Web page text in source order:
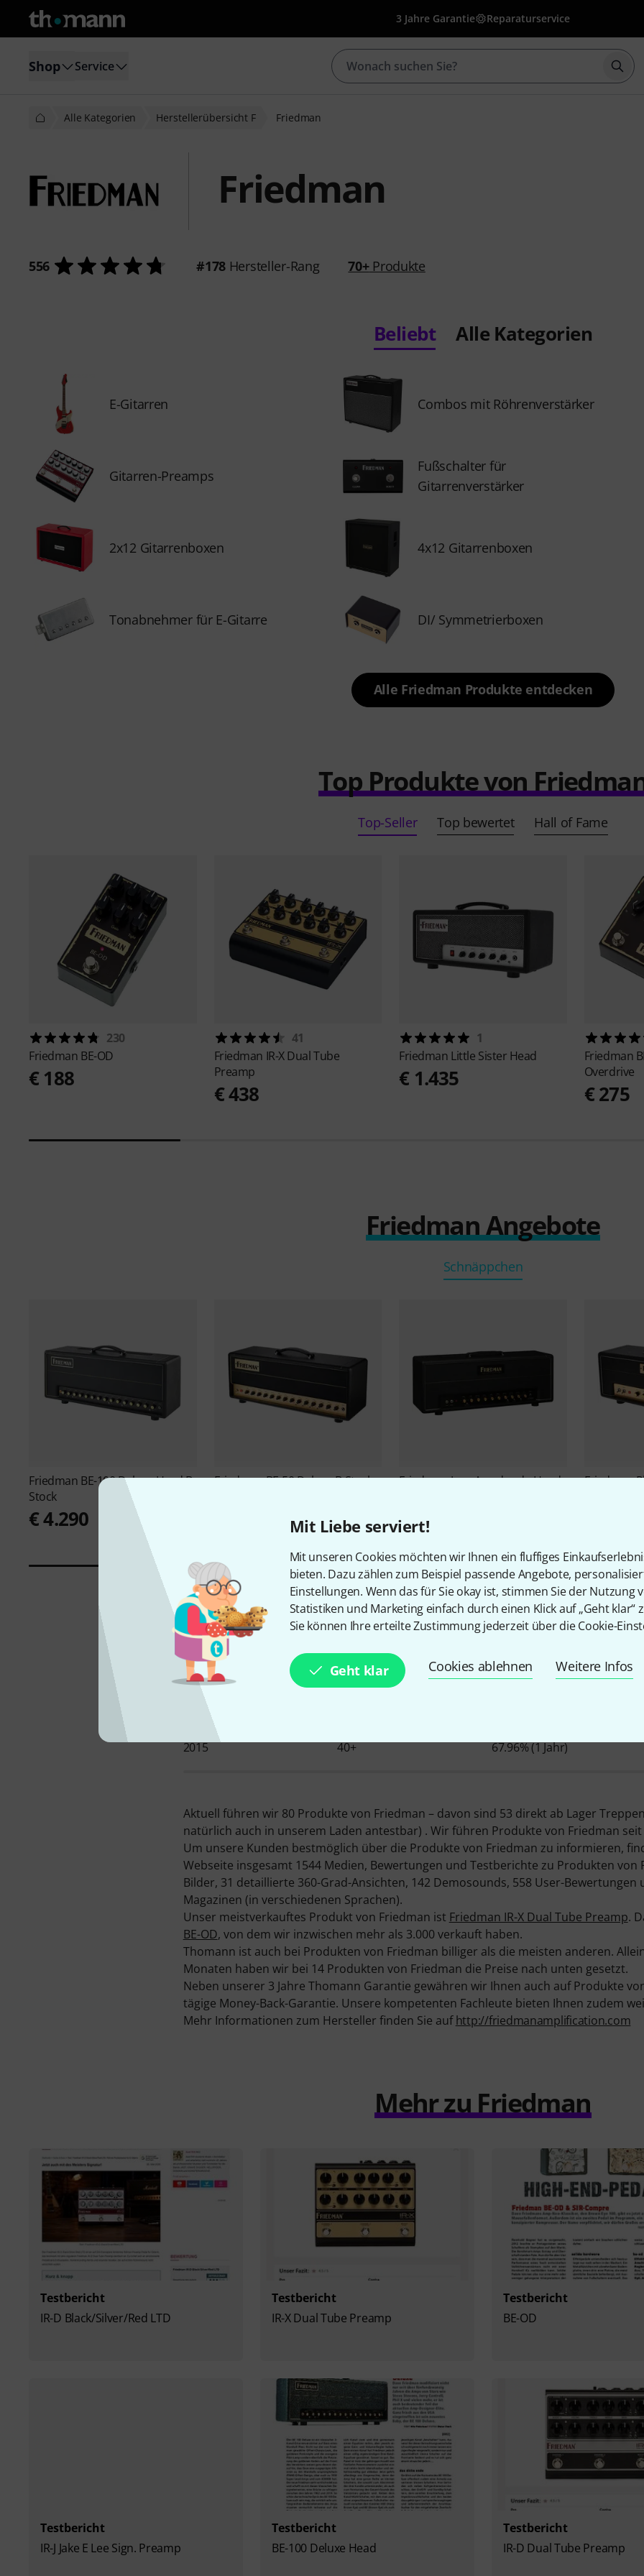
Mit Liebe serviert!
Mit unseren Cookies möchten wir Ihnen ein fluffiges
bieten. Dazu zählen zum Beispiel passende Angebote,
Einstellungen. Wenn das für Sie okay ist, stimmen Sie der Nutzung
Statistiken und Marketing einfach durch einen Klick auf „Geht klar“
Sie können Ihre erteilte Zustimmung jederzeit über die Cookie-
Geht klar Cookies ablehnen Weitere Infos
3 Jahre Garantie Reparaturservice
Shop Service
Alle Kategorien Herstellerübersicht F Friedman
Friedman
556 #178Hersteller-Rang 70+Produkte
Beliebt Alle Kategorien
E-Gitarren Combos mit Röhrenverstärker
Gitarren-Preamps
Fußschalter für
Gitarrenverstärker
2x12 Gitarrenboxen 4x12 Gitarrenboxen
Tonabnehmer für E-Gitarre DI/ Symmetrierboxen
Alle Friedman Produkte entdecken
Top Produkte von
Top-Seller Top bewertet Hall of Fame
230
Friedman BE-OD
€ 188
41
Friedman IR-X Dual Tube
Preamp
€ 438
1
Friedman Little Sister Head
€ 1.435
Friedman
Overdrive
€ 275
Friedman Angebote
Schnäppchen
Friedman BE-100 Deluxe Head B-
Stock
€ 4.290
FriedmanBE-50 Deluxe B-Stock FriedmanJose Arredondo Head
€ 4.390
Friedman
Über Friedman
BEI UNS SEIT
2015 40+ 67.96% (1 Jahr)
Aktuell führen wir 80 Produkte von Friedman – davon sind 53 direkt ab Lager
natürlich auch in unserem Laden antestbar) . Wir führen Produkte von Friedman seit
Um unsere Kunden bestmöglich über die Produkte von Friedman zu informieren,
Webseite insgesamt 1544 Medien, Bewertungen und Testberichte zu Produkten von
Bilder, 31 detaillierte 360-Grad-Ansichten, 142 Demosounds, 558 User-Bewertungen
Magazinen (in verschiedenen Sprachen).
Unser meistverkauftes Produkt von Friedman ist Friedman IR-X Dual Tube Preamp.
BE-OD, von dem wir inzwischen mehr als 3.000 verkauft haben.
Thomann ist auch bei Produkten von Friedman billiger als die meisten anderen.
Monaten haben wir bei 14 Produkten von Friedman die Preise nach unten gesetzt.
Neben unserer 3 Jahre Thomann Garantie gewähren wir Ihnen auch auf Produkte
tägige Money-Back-Garantie. Unsere kompetenten Fachleute bieten Ihnen zudem
Mehr Informationen zum Hersteller finden Sie aufhttp://friedmanamplification.com
Mehr zu Friedman
Testbericht
IR-D Black/Silver/Red LTD
Testbericht
IR-X Dual Tube Preamp
Testbericht
BE-OD
Testbericht
IR-J Jake E Lee Sign. Preamp
Testbericht
BE-100 Deluxe Head
Testbericht
IR-D Dual Tube Preamp